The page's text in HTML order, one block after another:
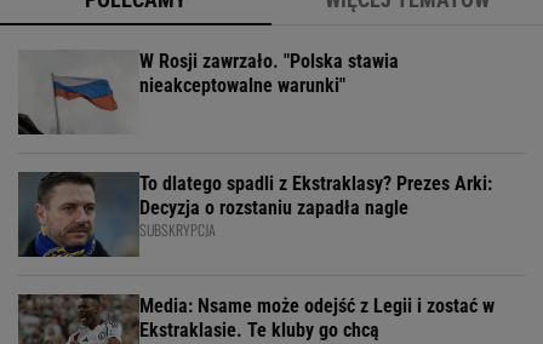
W Rosji zawrzało. "Polska stawia
nieakceptowalne warunki"
To dlatego spadli z Ekstraklasy? Prezes Arki:
Decyzja o rozstaniu zapadła nagle
SUBSKRYPCJA
Media: Nsame może odejść z Legii i zostać w
Ekstraklasie. Te kluby go chcą